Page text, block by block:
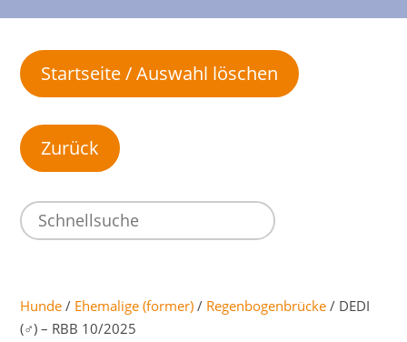
Startseite / Auswahl löschen
Hunde / Ehemalige (former) / Regenbogenbrücke / DEDI
(♂) – RBB 10/2025